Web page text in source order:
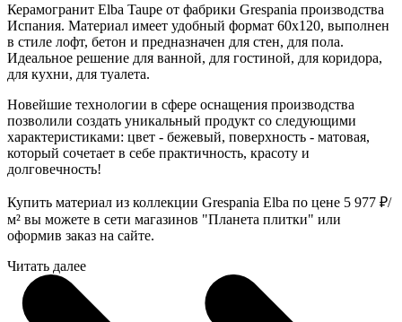
Керамогранит Elba Taupe от фабрики Grespania производства
Испания. Материал имеет удобный формат 60x120, выполнен
в стиле лофт, бетон и предназначен для стен, для пола.
Идеальное решение для ванной, для гостиной, для коридора,
для кухни, для туалета.
Новейшие технологии в сфере оснащения производства
позволили создать уникальный продукт со следующими
характеристиками: цвет - бежевый, поверхность - матовая,
который сочетает в себе практичность, красоту и
долговечность!
Купить материал из коллекции Grespania Elba по цене 5 977 ₽/
м² вы можете в сети магазинов "Планета плитки" или
оформив заказ на сайте.
Читать далее